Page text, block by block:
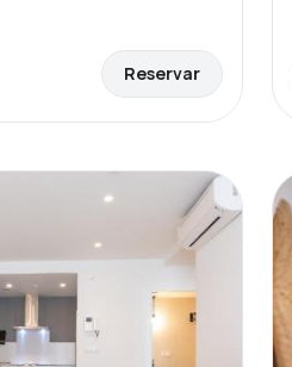
Reservar